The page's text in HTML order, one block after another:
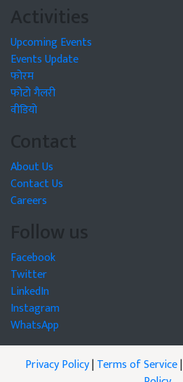
Activities
Upcoming Events
Events Update
फोरम
फोटो गैलरी
वीडियो
Contact
About Us
Contact Us
Careers
Follow us
Facebook
Twitter
LinkedIn
Instagram
WhatsApp
Privacy Policy|Terms of Service|